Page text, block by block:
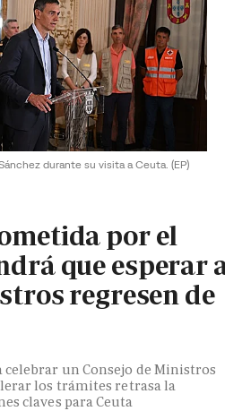
durante su visita a Ceuta. (EP)
por el
que esperar
regresen de
celebrar un Consejo de Ministros
los trámites retrasa la
claves para Ceuta